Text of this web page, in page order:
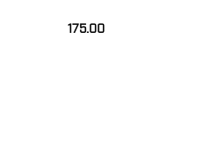
175.00